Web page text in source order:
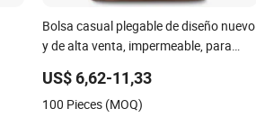
Bolsa casual plegable de diseño nuevo
y de alta venta, impermeable, para
estudiantes
US$ 6,62-11,33
100 Pieces (MOQ)